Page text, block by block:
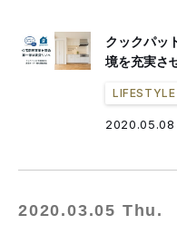
クックパッ
境を充実さ
LIFESTYLE
2020.05.08
2020.03.05 Thu.